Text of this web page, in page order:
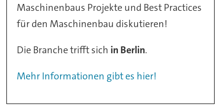
Maschinenbaus Projekte und Best Practices
für den Maschinenbau diskutieren!
Die Branche trifft sich in Berlin.
Mehr Informationen gibt es hier!